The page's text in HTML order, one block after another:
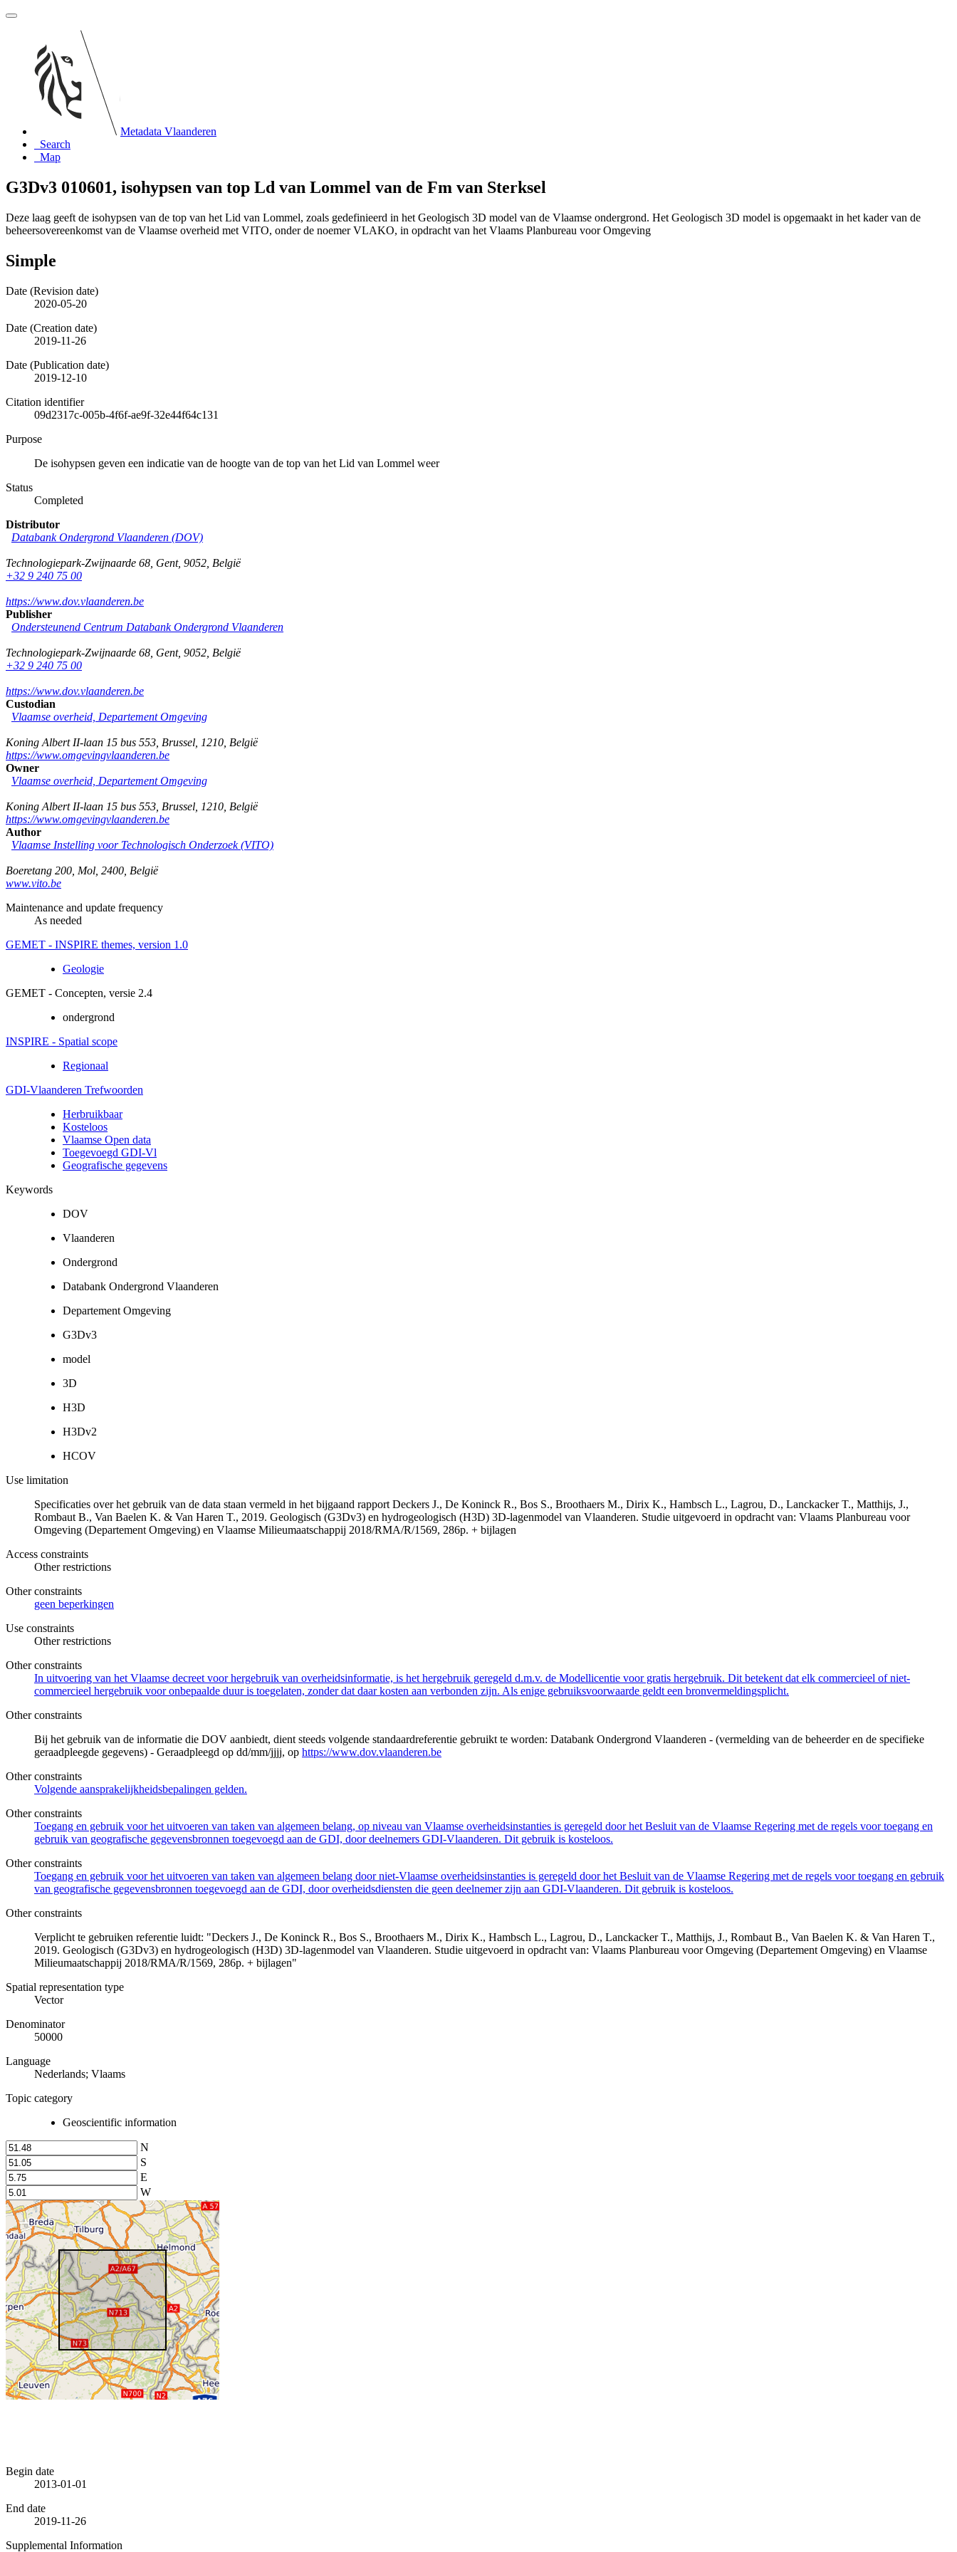
Metadata Vlaanderen
Search
Map
G3Dv3 010601, isohypsen van top Ld van Lommel van de Fm van Sterksel
Deze laag geeft de isohypsen van de top van het Lid van Lommel, zoals gedefinieerd in het Geologisch 3D model van de Vlaamse ondergrond. Het Geologisch 3D model is opgemaakt in het kader van de
beheersovereenkomst van de Vlaamse overheid met VITO, onder de noemer VLAKO, in opdracht van het Vlaams Planbureau voor Omgeving
Simple
Date (Revision date)
2020-05-20
Date (Creation date)
2019-11-26
Date (Publication date)
2019-12-10
Citation identifier
09d2317c-005b-4f6f-ae9f-32e44f64c131
Purpose
De isohypsen geven een indicatie van de hoogte van de top van het Lid van Lommel weer
Status
Completed
Distributor
Databank Ondergrond Vlaanderen (DOV)
Technologiepark-Zwijnaarde 68 Gent, 9052 België
+32 9 240 75 00
https://www.dov.vlaanderen.be
Publisher
Ondersteunend Centrum Databank Ondergrond Vlaanderen
Technologiepark-Zwijnaarde 68 Gent, 9052 België
+32 9 240 75 00
https://www.dov.vlaanderen.be
Custodian
Vlaamse overheid, Departement Omgeving
Koning Albert II-laan 15 bus 553 Brussel 1210 België
https://www.omgevingvlaanderen.be
Owner
Vlaamse overheid, Departement Omgeving
Koning Albert II-laan 15 bus 553 Brussel 1210 België
https://www.omgevingvlaanderen.be
Author
Vlaamse Instelling voor Technologisch Onderzoek (VITO)
Boeretang 200 Mol 2400 België
www.vito.be
Maintenance and update frequency
As needed
GEMET - INSPIRE themes, version 1.0
Geologie
GEMET - Concepten, versie 2.4
ondergrond
INSPIRE - Spatial scope
Regionaal
GDI-Vlaanderen Trefwoorden
Herbruikbaar
Kosteloos
Vlaamse Open data
Toegevoegd GDI-Vl
Geografische gegevens
Keywords
DOV
Vlaanderen
Ondergrond
Databank Ondergrond Vlaanderen
Departement Omgeving
G3Dv3
model
3D
H3D
H3Dv2
HCOV
Use limitation
Specificaties over het gebruik van de data staan vermeld in het bijgaand rapport Deckers J., De Koninck R., Bos S., Broothaers M., Dirix K., Hambsch L., Lagrou, D., Lanckacker T., Matthijs, J.,
Rombaut B., Van Baelen K. & Van Haren T., 2019. Geologisch (G3Dv3) en hydrogeologisch (H3D) 3D-lagenmodel van Vlaanderen. Studie uitgevoerd in opdracht van: Vlaams Planbureau voor
Omgeving (Departement Omgeving) en Vlaamse Milieumaatschappij 2018/RMA/R/1569, 286p. + bijlagen
Access constraints
Other restrictions
Other constraints
geen beperkingen
Use constraints
Other restrictions
Other constraints
In uitvoering van het Vlaamse decreet voor hergebruik van overheidsinformatie, is het hergebruik geregeld d.m.v. de Modellicentie voor gratis hergebruik. Dit betekent dat elk commercieel of niet-
commercieel hergebruik voor onbepaalde duur is toegelaten, zonder dat daar kosten aan verbonden zijn. Als enige gebruiksvoorwaarde geldt een bronvermeldingsplicht.
Other constraints
Bij het gebruik van de informatie die DOV aanbiedt, dient steeds volgende standaardreferentie gebruikt te worden: Databank Ondergrond Vlaanderen - (vermelding van de beheerder en de specifieke
geraadpleegde gegevens) - Geraadpleegd op dd/mm/jjjj, op https://www.dov.vlaanderen.be
Other constraints
Volgende aansprakelijkheidsbepalingen gelden.
Other constraints
Toegang en gebruik voor het uitvoeren van taken van algemeen belang, op niveau van Vlaamse overheidsinstanties is geregeld door het Besluit van de Vlaamse Regering met de regels voor toegang en
gebruik van geografische gegevensbronnen toegevoegd aan de GDI, door deelnemers GDI-Vlaanderen. Dit gebruik is kosteloos.
Other constraints
Toegang en gebruik voor het uitvoeren van taken van algemeen belang door niet-Vlaamse overheidsinstanties is geregeld door het Besluit van de Vlaamse Regering met de regels voor toegang en gebruik
van geografische gegevensbronnen toegevoegd aan de GDI, door overheidsdiensten die geen deelnemer zijn aan GDI-Vlaanderen. Dit gebruik is kosteloos.
Other constraints
Verplicht te gebruiken referentie luidt: "Deckers J., De Koninck R., Bos S., Broothaers M., Dirix K., Hambsch L., Lagrou, D., Lanckacker T., Matthijs, J., Rombaut B., Van Baelen K. & Van Haren T.,
2019. Geologisch (G3Dv3) en hydrogeologisch (H3D) 3D-lagenmodel van Vlaanderen. Studie uitgevoerd in opdracht van: Vlaams Planbureau voor Omgeving (Departement Omgeving) en Vlaamse
Milieumaatschappij 2018/RMA/R/1569, 286p. + bijlagen"
Spatial representation type
Vector
Denominator
50000
Language
Nederlands; Vlaams
Topic category
Geoscientific information
N
S
E
W
Begin date
2013-01-01
End date
2019-11-26
Supplemental Information